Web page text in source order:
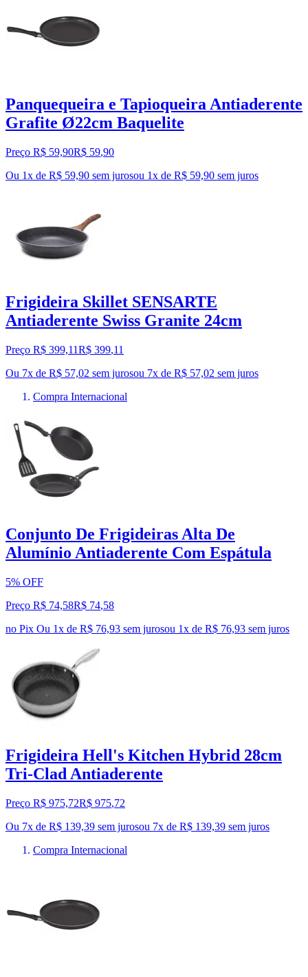
Panquequeira e Tapioqueira Antiaderente
Grafite Ø22cm Baquelite
Preço R$ 59,90R$ 59,90
Ou 1x de R$ 59,90 sem jurosou 1x de R$ 59,90 sem juros
Frigideira Skillet SENSARTE
Antiaderente Swiss Granite 24cm
Preço R$ 399,11R$ 399,11
Ou 7x de R$ 57,02 sem jurosou 7x de R$ 57,02 sem juros
Compra Internacional
Conjunto De Frigideiras Alta De
Alumínio Antiaderente Com Espátula
5% OFF
Preço R$ 74,58R$ 74,58
no Pix Ou 1x de R$ 76,93 sem jurosou 1x de R$ 76,93 sem juros
Frigideira Hell's Kitchen Hybrid 28cm
Tri-Clad Antiaderente
Preço R$ 975,72R$ 975,72
Ou 7x de R$ 139,39 sem jurosou 7x de R$ 139,39 sem juros
Compra Internacional